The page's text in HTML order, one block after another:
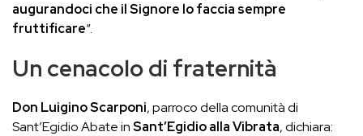
augurandoci che il Signore lo faccia sempre
fruttificare“.
Un cenacolo di fraternità
Don Luigino Scarponi, parroco della comunità di
Sant’Egidio Abate inSant’Egidio alla Vibrata, dichiara: